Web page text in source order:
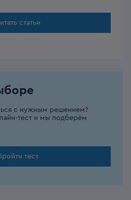
статьи
с нужным решением?
тест и мы подберём
тест